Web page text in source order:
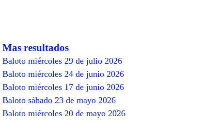
Mas resultados
Baloto miércoles 29 de julio 2026
Baloto miércoles 24 de junio 2026
Baloto miércoles 17 de junio 2026
Baloto sábado 23 de mayo 2026
Baloto miércoles 20 de mayo 2026